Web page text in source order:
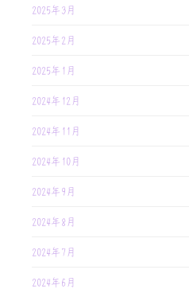
2025年3月
2025年2月
2025年1月
2024年12月
2024年11月
2024年10月
2024年9月
2024年8月
2024年7月
2024年6月